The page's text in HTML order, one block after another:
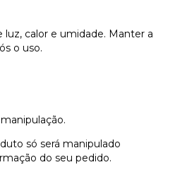
calor e umidade. Manter a
o uso.
só será manipulado
do seu pedido.